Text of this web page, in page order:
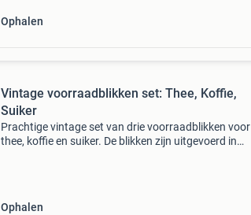
Ophalen
Vintage voorraadblikken set: Thee, Koffie,
Suiker
Prachtige vintage set van drie voorraadblikken voor
thee, koffie en suiker. De blikken zijn uitgevoerd in
Ophalen